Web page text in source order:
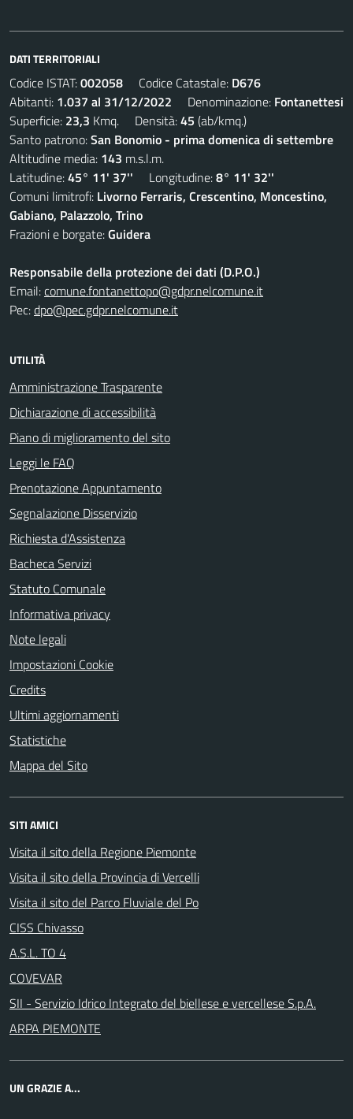
DATI TERRITORIALI
Codice ISTAT:002058 Codice Catastale: D676
Abitanti: 1.037 al 31/12/2022 Denominazione: Fontanettesi
Superficie: 23,3 Kmq. Densità:45 (ab/kmq.)
Santo patrono:San Bonomio - prima domenica di settembre
Altitudine media: 143 m.s.l.m.
Latitudine:45° 11' 37'' Longitudine:8° 11' 32''
Comuni limitrofi: Livorno Ferraris, Crescentino, Moncestino,
Gabiano, Palazzolo, Trino
Frazioni e borgate:Guidera
Responsabile della protezione dei dati (D.P.O.)
Email:comune.fontanettopo@gdpr.nelcomune.it
Pec:dpo@pec.gdpr.nelcomune.it
UTILITÀ
Amministrazione Trasparente
Dichiarazione di accessibilità
Piano di miglioramento del sito
Leggi le FAQ
Prenotazione Appuntamento
Segnalazione Disservizio
Richiesta d'Assistenza
Bacheca Servizi
Statuto Comunale
Informativa privacy
Note legali
Impostazioni Cookie
Credits
Ultimi aggiornamenti
Statistiche
Mappa del Sito
SITI AMICI
Visita il sito della Regione Piemonte
Visita il sito della Provincia di Vercelli
Visita il sito del Parco Fluviale del Po
CISS Chivasso
A.S.L. TO 4
COVEVAR
SII - Servizio Idrico Integrato del biellese e vercellese S.p.A.
ARPA PIEMONTE
UN GRAZIE A...